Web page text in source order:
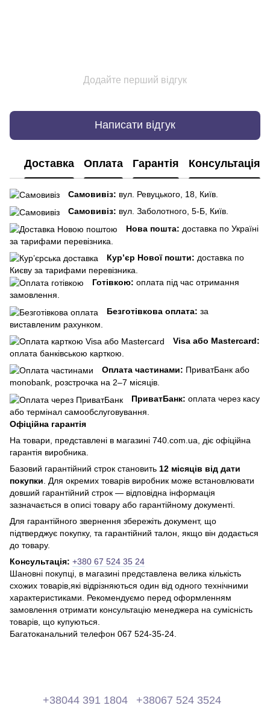
Додайте перший відгук
Написати відгук
Доставка Оплата Гарантія Консультація
Самовивіз: вул. Ревуцького, 18, Київ.
Самовивіз: вул. Заболотного, 5-Б, Київ.
Нова пошта: доставка по Україні
за тарифами перевізника.
Кур’єр Нової пошти: доставка по
Києву за тарифами перевізника.
Готівкою: оплата під час отримання
замовлення.
Безготівкова оплата: за
виставленим рахунком.
Visa або Mastercard:
оплата банківською карткою.
Оплата частинами: ПриватБанк або
monobank, розстрочка на 2–7 місяців.
ПриватБанк: оплата через касу
або термінал самообслуговування.
Офіційна гарантія
На товари, представлені в магазині 740.com.ua, діє офіційна
гарантія виробника.
Базовий гарантійний строк становить 12 місяців від дати
покупки . Для окремих товарів виробник може встановлювати
довший гарантійний строк — відповідна інформація
зазначається в описі товару або гарантійному документі.
Для гарантійного звернення збережіть документ, що
підтверджує покупку, та гарантійний талон, якщо він додається
до товару.
Консультація: +380 67 524 35 24
Шановні покупці, в магазині представлена ​​велика кількість
схожих товарів,які відрізняються один від одного технічними
характеристиками. Рекомендуємо перед оформленням
замовлення отримати консультацію менеджера на сумісність
товарів, що купуються.
Багатоканальний телефон 067 524-35-24.
+38044 391 1804 +38067 524 3524